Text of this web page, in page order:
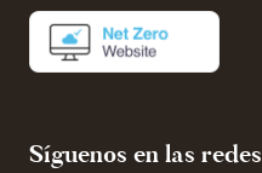
Síguenos en las redes